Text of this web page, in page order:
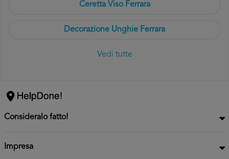
Ceretta Viso Ferrara
Decorazione Unghie Ferrara
Vedi tutte
Consideralo fatto!
Impresa